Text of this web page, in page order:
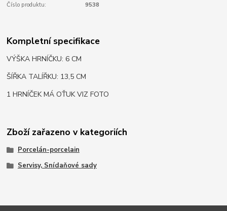
Číslo produktu: 9538
Kompletní specifikace
VÝŠKA HRNÍČKU: 6 CM
ŠÍŘKA TALÍŘKU: 13,5 CM
1 HRNÍČEK MÁ OŤUK VIZ FOTO
Zboží zařazeno v kategoriích
Porcelán-porcelain
Servisy, Snídaňové sady